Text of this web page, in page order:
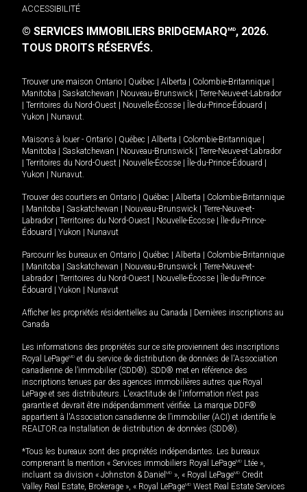
ACCESSIBILITÉ
© SERVICES IMMOBILIERS BRIDGEMARQMD, 2026.
TOUS DROITS RÉSERVÉS.
Trouver une maison Ontario | Québec | Alberta | Colombie-Britannique |
Manitoba | Saskatchewan | Nouveau-Brunswick | Terre-Neuve-et-Labrador
| Territoires du Nord-Ouest | Nouvelle-Écosse | Île-du-Prince-Édouard |
Yukon | Nunavut
Maisons à louer - Ontario | Québec | Alberta | Colombie-Britannique |
Manitoba | Saskatchewan | Nouveau-Brunswick | Terre-Neuve-et-Labrador
| Territoires du Nord-Ouest | Nouvelle-Écosse | Île-du-Prince-Édouard |
Yukon | Nunavut
Trouver des courtiers en Ontario | Québec | Alberta | Colombie-Britannique
| Manitoba | Saskatchewan | Nouveau-Brunswick | Terre-Neuve-et-
Labrador | Territoires du Nord-Ouest | Nouvelle-Écosse | Île-du-Prince-
Édouard | Yukon | Nunavut
Parcourir les bureaux en Ontario | Québec | Alberta | Colombie-Britannique
| Manitoba | Saskatchewan | Nouveau-Brunswick | Terre-Neuve-et-
Labrador | Territoires du Nord-Ouest | Nouvelle-Écosse | Île-du-Prince-
Édouard | Yukon | Nunavut
Afficher les propriétés résidentielles au Canada | Dernières inscriptions au
Canada
Les informations des propriétés sur ce site proviennent des inscriptions
Royal LePageMD et du service de distribution de données de l'Association
canadienne de l’immobilier (SDD®). SDD® met en référence des
inscriptions tenues par des agences immobilières autres que Royal
LePage et ses distributeurs. L'exactitude de l'information n'est pas
garantie et devrait être indépendamment vérifiée. La marque DDF®
appartient à l'Association canadienne de l’immobilier (ACI) et identifie le
REALTOR.ca Installation de distribution de données (SDD®).
*Tous les bureaux sont des propriétés indépendantes. Les bureaux
comprenant la mention « Services immobiliers Royal LePageMD Ltée »,
incluant sa division « Johnston & Daniel MD », « Royal LePageMD Credit
Valley Real Estate, Brokerage », « Royal LePageMD West Real Estate Services